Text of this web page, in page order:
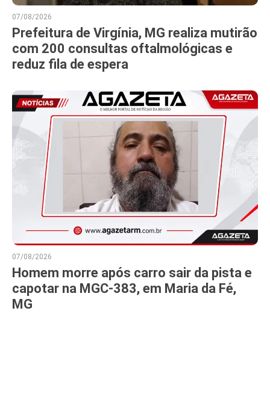
07/08/2026
Prefeitura de Virgínia, MG realiza mutirão
com 200 consultas oftalmológicas e
reduz fila de espera
07/08/2026
Homem morre após carro sair da pista e
capotar na MGC-383, em Maria da Fé,
MG